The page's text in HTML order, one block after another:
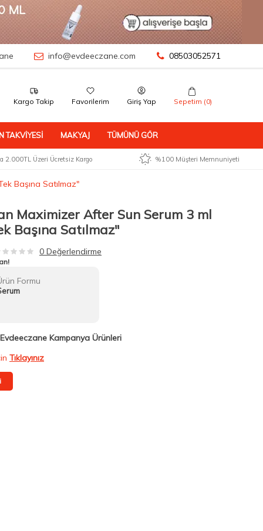
info@evdeeczane.com 08503052571
Kargo Takip Favorilerim Giriş Yap Sepetim (0)
TAKVIYESI MAKYAJ TÜMÜNÜ GÖR
2.000TL Üzeri Ücretsiz Kargo %100 Müşteri Memnuniyeti
Başına Satılmaz"
Maximizer After Sun Serum 3 ml
Başına Satılmaz"
0 Değerlendirme
Formu
Evdeeczane Kampanya Ürünleri
Tıklayınız